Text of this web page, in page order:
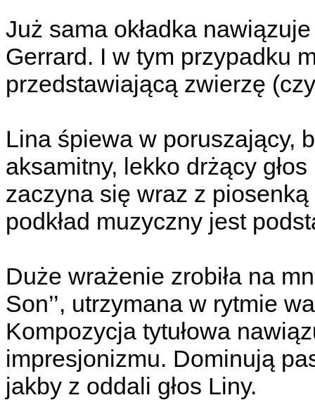
Już sama okładka nawiązuje
Gerrard. I w tym przypadku
przedstawiającą zwierzę
Lina śpiewa w poruszający,
aksamitny, lekko drżący
zaczyna się wraz z piosenką
podkład muzyczny jest
Duże wrażenie zrobiła na
Son’’, utrzymana w rytmie
Kompozycja tytułowa
impresjonizmu. Dominują
jakby z oddali głos Liny.